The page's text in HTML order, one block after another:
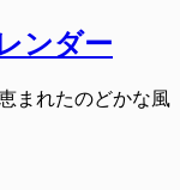
ンダー
まれたのどかな風